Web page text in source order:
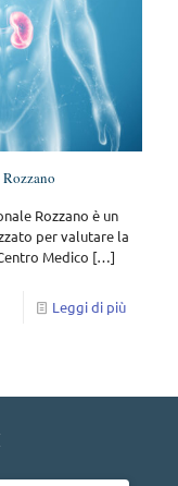
Rozzano è un
per valutare la
Medico […]
Leggi di più